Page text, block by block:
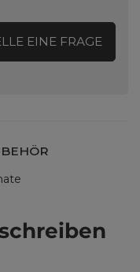
EINE FRAGE